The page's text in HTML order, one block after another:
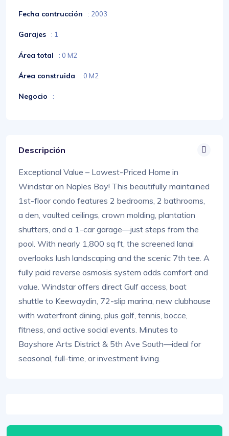
Fecha contrucción : 2003
Garajes : 1
Área total : 0 M2
Área construida : 0 M2
Negocio :
Descripción
Exceptional Value – Lowest-Priced Home in
Windstar on Naples Bay! This beautifully maintained
1st-floor condo features 2 bedrooms, 2 bathrooms,
a den, vaulted ceilings, crown molding, plantation
shutters, and a 1-car garage—just steps from the
pool. With nearly 1,800 sq ft, the screened lanai
overlooks lush landscaping and the scenic 7th tee. A
fully paid reverse osmosis system adds comfort and
value. Windstar offers direct Gulf access, boat
shuttle to Keewaydin, 72-slip marina, new clubhouse
with waterfront dining, plus golf, tennis, bocce,
fitness, and active social events. Minutes to
Bayshore Arts District & 5th Ave South—ideal for
seasonal, full-time, or investment living.